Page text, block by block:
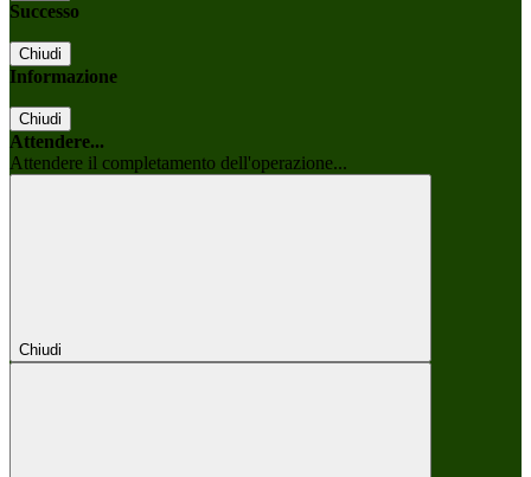
Successo
Chiudi
Informazione
Chiudi
Attendere...
Attendere il completamento dell'operazione...
Chiudi